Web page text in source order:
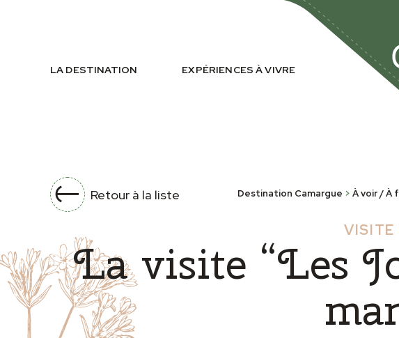
LA DESTINATION EXPÉRIENCES À VIVRE
Retour à la liste Destination Camargue > À voir / À
VISITE
La visite “Les